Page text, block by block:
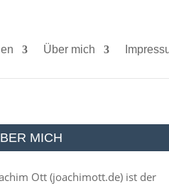
Über mich
MICH
Ott (joachimott.de) ist der